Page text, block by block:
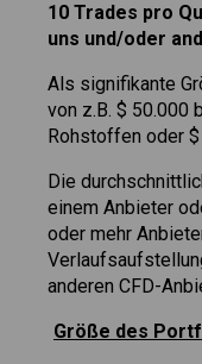
10 Trades pro
uns und/oder
Als signifikante
von z.B. $ 50.000
Rohstoffen oder
Die
einem Anbieter
oder mehr
anderen CFD-
Größe des